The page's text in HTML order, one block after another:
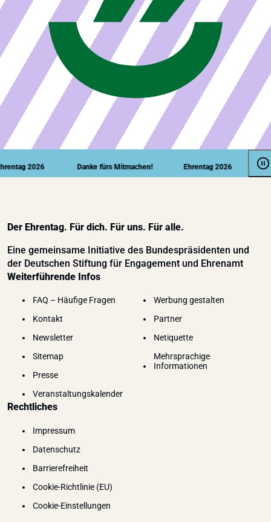
2026 Danke fürs Mitmachen! Ehrentag 2026
Der Ehrentag. Für dich. Für uns. Für alle.
Eine gemeinsame Initiative des Bundespräsidenten und
der Deutschen Stiftung für Engagement und Ehrenamt
Weiterführende Infos
FAQ – Häufige Fragen
Kontakt
Newsletter
Sitemap
Presse
Veranstaltungskalender
Werbung gestalten
Partner
Netiquette
Mehrsprachige
Informationen
Rechtliches
Impressum
Datenschutz
Barrierefreiheit
Cookie-Richtlinie (EU)
Cookie-Einstellungen